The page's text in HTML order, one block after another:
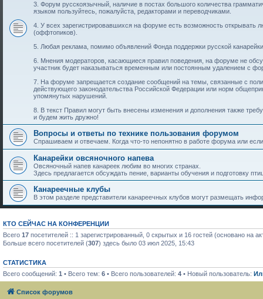
3. Форум русскоязычный, наличие в постах большого количества
языком пользуйтесь, пожалуйста, редакторами и переводчиками.
4. У всех зарегистрировавшихся на форуме есть возможность
(оффтопиков).
5. Любая реклама, помимо объявлений Фонда поддержки русской
6. Мнения модераторов, касающиеся правил поведения, на форуме не
участник будет наказываться временным или постоянным удалением с
7. На форуме запрещается создание сообщений на темы, связанные с
действующего законодательства Российской Федерации или норм
упомянутых нарушений.
8. В текст Правил могут быть внесены изменения и дополнения также
и будем жить дружно!
Вопросы и ответы по технике пользования форумом
Спрашиваем и отвечаем. Когда что-то непонятно в работе форума или
Канарейки овсяночного напева
Овсяночный напев канареек любим во многих странах.
Здесь предлагается обсуждать пение, варианты обучения и подготовку
Канареечные клубы
В этом разделе представители канареечных клубов могут размещать
КТО СЕЙЧАС НА КОНФЕРЕНЦИИ
Всего 17 посетителей :: 1 зарегистрированный, 0 скрытых и 16 гостей (основано на
Больше всего посетителей (307) здесь было 03 июл 2025, 15:43
СТАТИСТИКА
Всего сообщений: 1 • Всего тем: 6 • Всего пользователей: 4 • Новый пользователь:
Список форумов